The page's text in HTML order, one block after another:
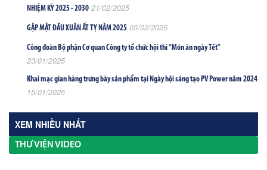
NHIỆM KỲ 2025 - 2030 21/02/2025
GẶP MẶT ĐẦU XUÂN ẤT TỴ NĂM 2025 05/02/2025
Công đoàn Bộ phận Cơ quan Công ty tổ chức hội thi “Món ăn ngày Tết”
23/01/2025
Khai mạc gian hàng trưng bày sản phẩm tại Ngày hội sáng tạo PV Power năm 2024
15/01/2025
XEM NHIỀU NHẤT
THƯ VIỆN VIDEO